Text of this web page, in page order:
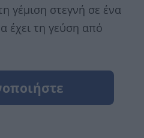
γέμιση στεγνή σε ένα
έχει τη γεύση από